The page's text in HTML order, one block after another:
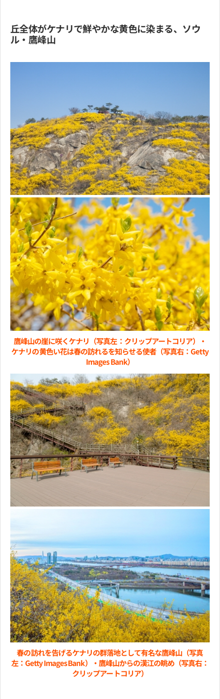
丘全体がケナリで鮮やかな黄色に染まる、ソウ
ル・鷹峰山
鷹峰山の崖に咲くケナリ（写真左：クリップアートコリア）・
ケナリの黄色い花は春の訪れるを知らせる使者（写真右：Getty
Images Bank）
春の訪れを告げるケナリの群落地として有名な鷹峰山（写真
左：Getty Images Bank）・鷹峰山からの漢江の眺め（写真右：
クリップアートコリア）